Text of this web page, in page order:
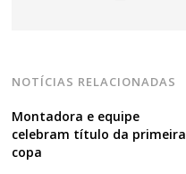
NOTÍCIAS RELACIONADAS
Montadora e equipe
celebram título da primeira
copa